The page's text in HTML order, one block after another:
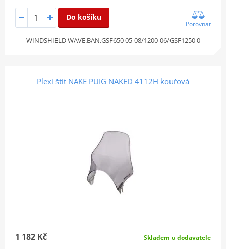
Do košíku
Porovnat
WINDSHIELD WAVE.BAN.GSF650 05-08/1200-06/GSF1250 0
Plexi štít NAKE PUIG NAKED 4112H kouřová
1 182 Kč Skladem u dodavatele